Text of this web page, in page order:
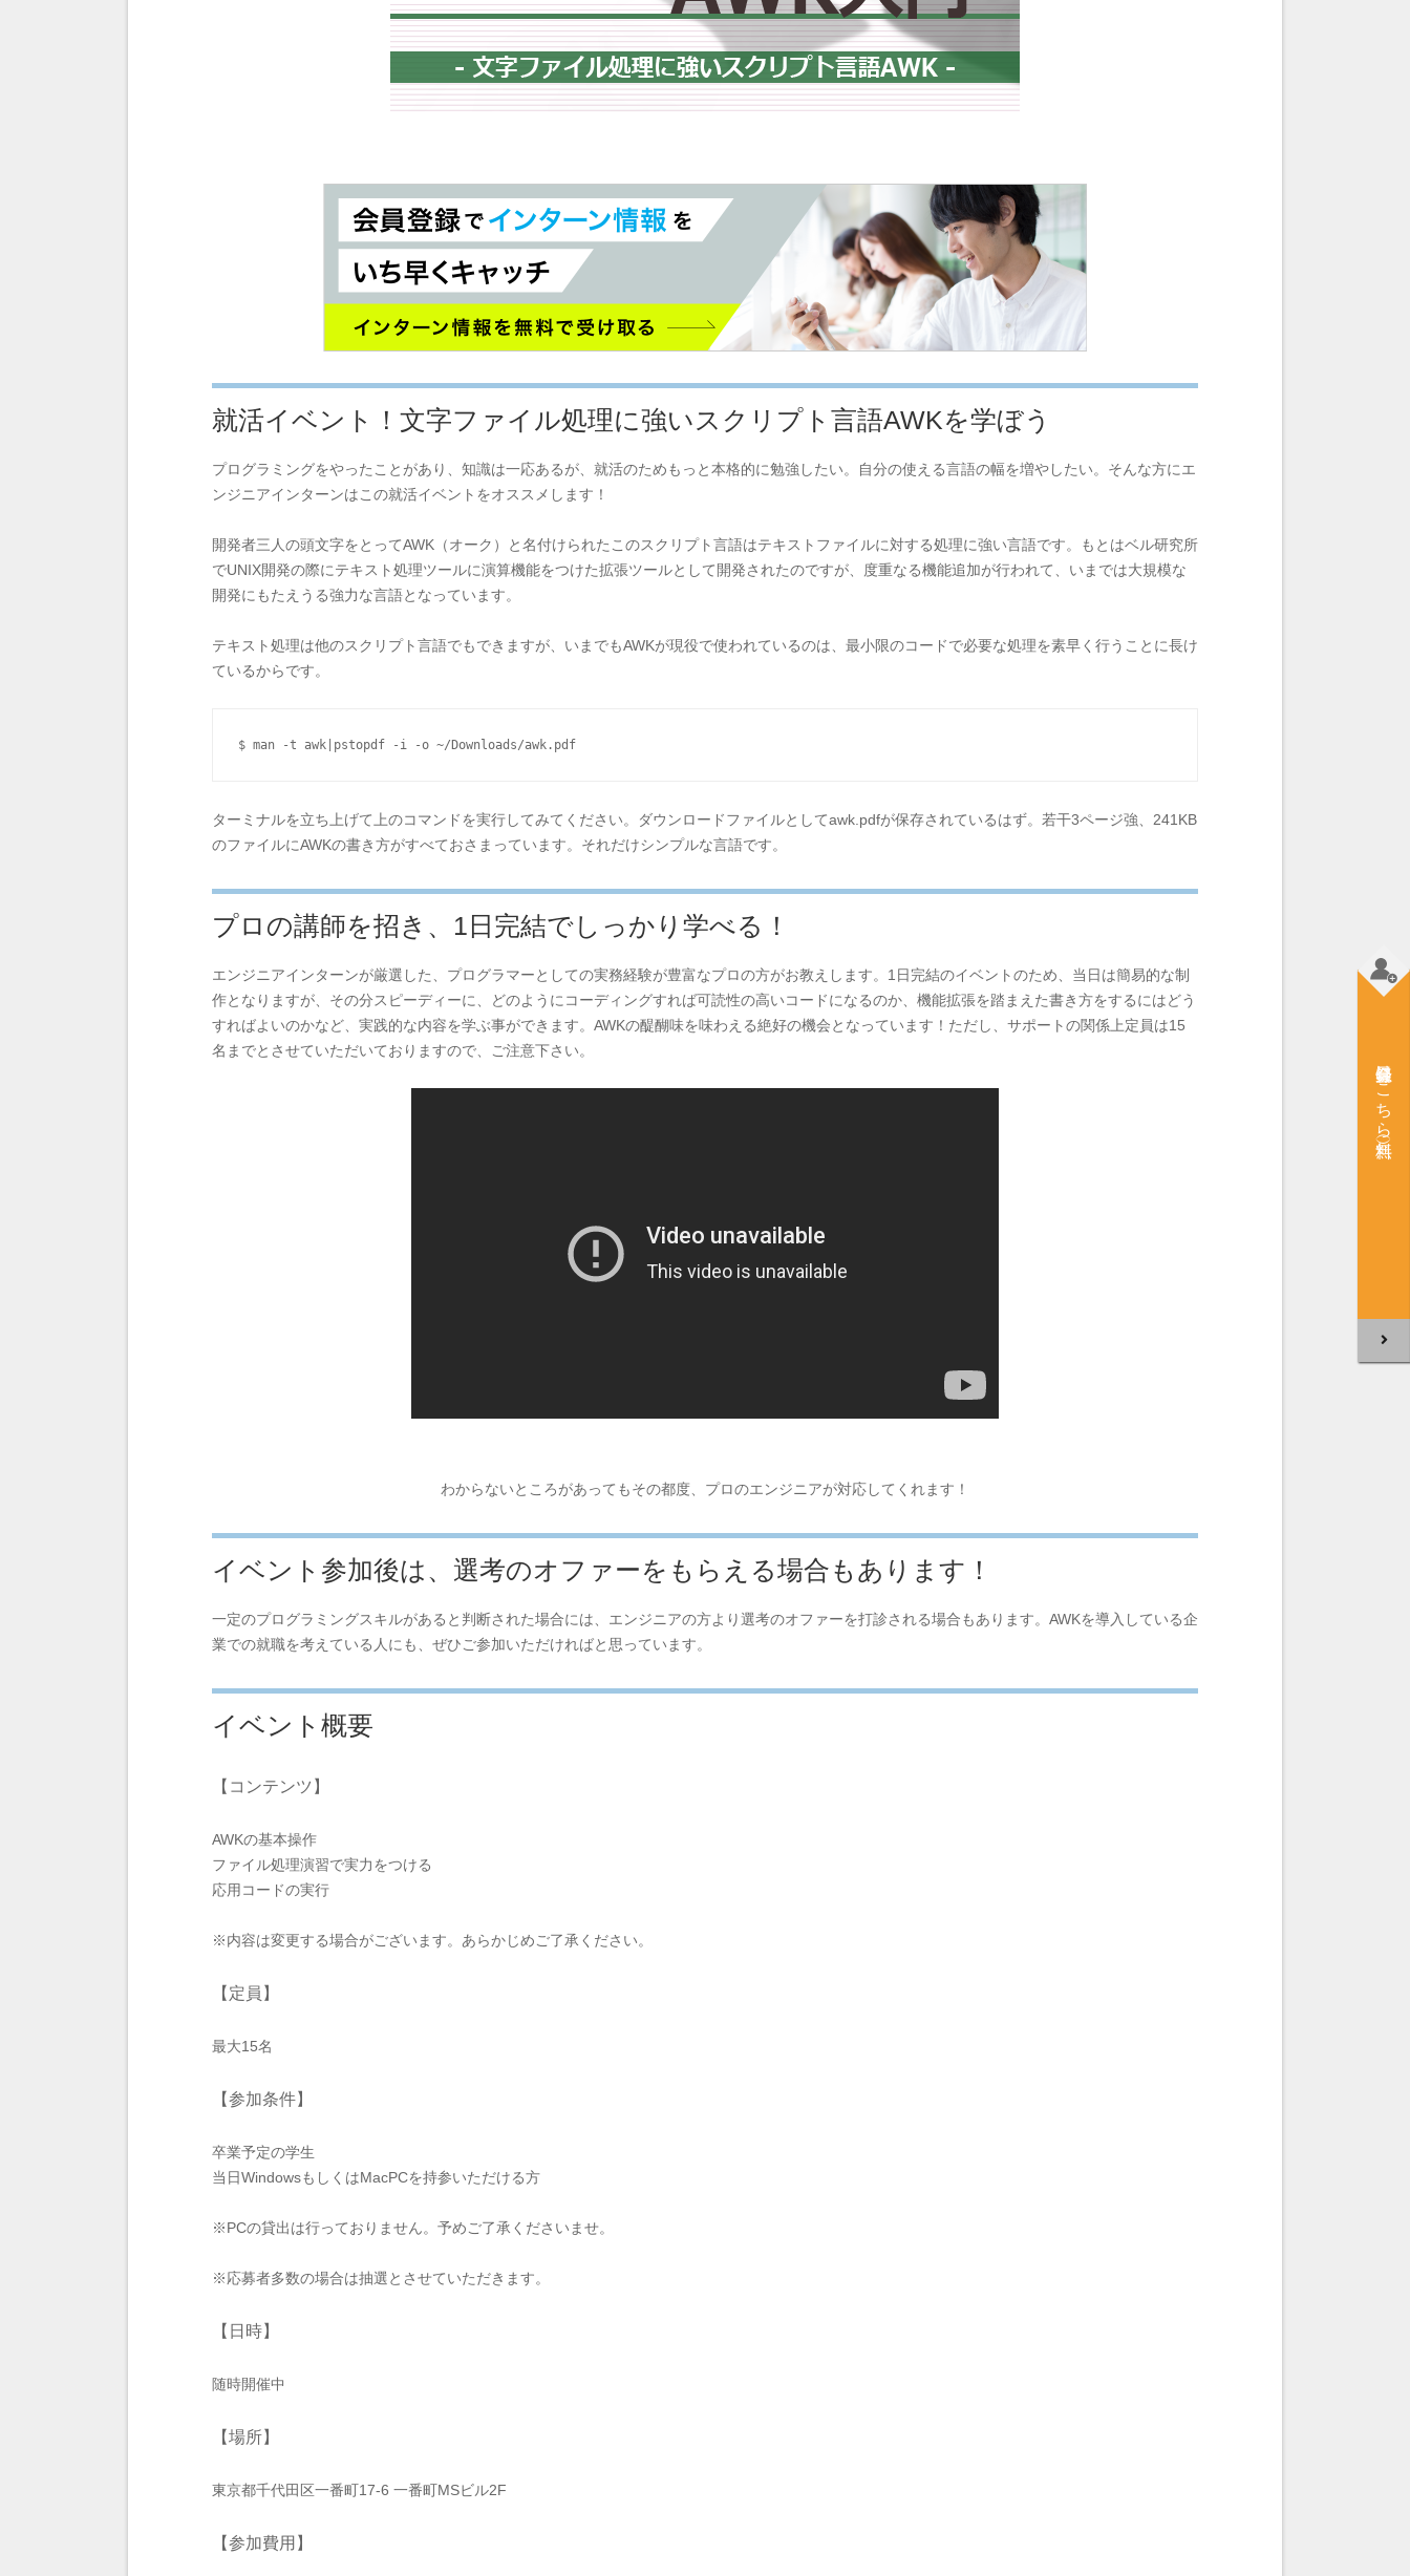
就活イベント！文字ファイル処理に強いスクリプト言語AWKを学ぼう
プログラミングをやったことがあり、知識は一応あるが、就活のためもっと本格的に勉強したい。自分の使える言語の幅を増やしたい。そんな方にエ
ンジニアインターンはこの就活イベントをオススメします！
開発者三人の頭文字をとってAWK（オーク）と名付けられたこのスクリプト言語はテキストファイルに対する処理に強い言語です。もとはベル研究所
でUNIX開発の際にテキスト処理ツールに演算機能をつけた拡張ツールとして開発されたのですが、度重なる機能追加が行われて、いまでは大規模な
開発にもたえうる強力な言語となっています。
テキスト処理は他のスクリプト言語でもできますが、いまでもAWKが現役で使われているのは、最小限のコードで必要な処理を素早く行うことに長け
ているからです。
$ man -t awk|pstopdf -i -o ~/Downloads/awk.pdf
ターミナルを立ち上げて上のコマンドを実行してみてください。ダウンロードファイルとしてawk.pdfが保存されているはず。若干3ページ強、241KB
のファイルにAWKの書き方がすべておさまっています。それだけシンプルな言語です。
プロの講師を招き、1日完結でしっかり学べる！
エンジニアインターンが厳選した、プログラマーとしての実務経験が豊富なプロの方がお教えします。1日完結のイベントのため、当日は簡易的な制
作となりますが、その分スピーディーに、どのようにコーディングすれば可読性の高いコードになるのか、機能拡張を踏まえた書き方をするにはどう
すればよいのかなど、実践的な内容を学ぶ事ができます。AWKの醍醐味を味わえる絶好の機会となっています！ただし、サポートの関係上定員は15
名までとさせていただいておりますので、ご注意下さい。
わからないところがあってもその都度、プロのエンジニアが対応してくれます！
イベント参加後は、選考のオファーをもらえる場合もあります！
一定のプログラミングスキルがあると判断された場合には、エンジニアの方より選考のオファーを打診される場合もあります。AWKを導入している企
業での就職を考えている人にも、ぜひご参加いただければと思っています。
イベント概要
【コンテンツ】
AWKの基本操作
ファイル処理演習で実力をつける
応用コードの実行
※内容は変更する場合がございます。あらかじめご了承ください。
【定員】
最大15名
【参加条件】
卒業予定の学生
当日WindowsもしくはMacPCを持参いただける方
※PCの貸出は行っておりません。予めご了承くださいませ。
※応募者多数の場合は抽選とさせていただきます。
【日時】
随時開催中
【場所】
東京都千代田区一番町17-6 一番町MSビル2F
【参加費用】
会員登録はこちら（無料）